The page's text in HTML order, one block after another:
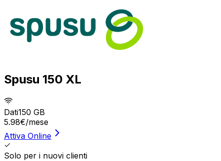
Spusu 150 XL
Dati150 GB
5.98€/mese
Attiva Online
Solo per i nuovi clienti